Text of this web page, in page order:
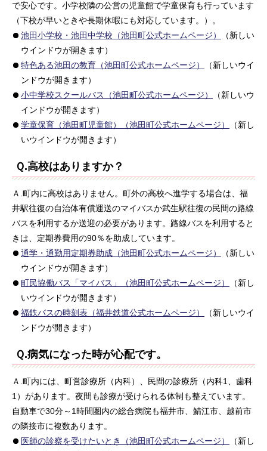
で安心です。小学校隣の公営の児童館で学童保育も行っています
（下校が早いときや長期休暇にも対応しています。）。
池田小学校・池田中学校（池田町公式ホームページ）
（新しい
ウインドウが開きます）
特色ある池田の教育（池田町公式ホームページ）
（新しいウイ
ンドウが開きます）
小中学校スクールバス（池田町公式ホームページ）
（新しいウ
インドウが開きます）
学童保育（池田町児童館）（池田町公式ホームページ）
（新し
いウインドウが開きます）
Ｑ.高校はありますか？
Ａ.町内に高校はありません。町外の高校へ進学する場合は、福
井駅往復の自治体有償運送のマイバスか武生駅往復の民間の路線
バスを利用するか送迎の必要があります。路線バスを利用すると
きは、定期券費用の90％を助成しています。
通学・通勤用定期券助成（池田町公式ホームページ）
（新しい
ウインドウが開きます）
町民協働バス「マイバス」（池田町公式ホームページ）
（新し
いウインドウが開きます）
福鉄バスの時刻表（福井鉄道公式ホームページ）
（新しいウイ
ンドウが開きます）
Ｑ.病気になった時が心配です。
Ａ.町内には、町営診療所（内科）、民間の診療所（内科1、歯科
1）があります。夜間も診療が受けられる体制も整えています。
自動車で30分～1時間圏内の総合病院も福井市、鯖江市、越前市
の隣接市に複数あります。
医師の診察を受けたいとき（池田町公式ホームページ）
（新し